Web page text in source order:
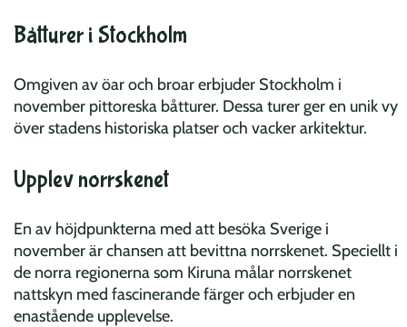
Båtturer i Stockholm
Omgiven av öar och broar erbjuder Stockholm i
november pittoreska båtturer. Dessa turer ger en unik vy
över stadens historiska platser och vacker arkitektur.
Upplev norrskenet
En av höjdpunkterna med att besöka Sverige i
november är chansen att bevittna norrskenet. Speciellt i
de norra regionerna som Kiruna målar norrskenet
nattskyn med fascinerande färger och erbjuder en
enastående upplevelse.